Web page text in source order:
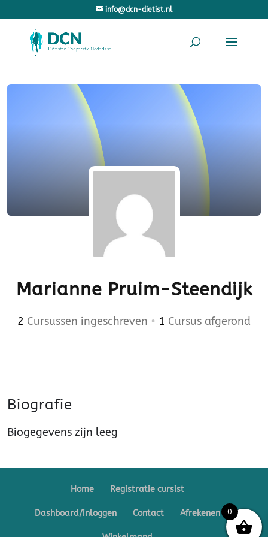
info@dcn-dietist.nl
Marianne Pruim-Steendijk
2 Cursussen ingeschreven • 1 Cursus afgerond
Biografie
Biogegevens zijn leeg
Home Registratie cursist
Dashboard/inloggen Contact Afrekenen 0